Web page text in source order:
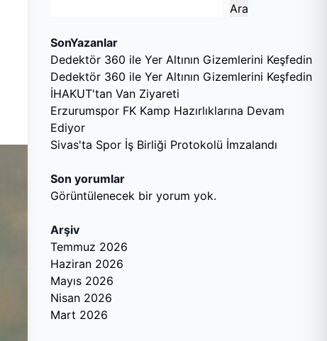
Ara
SonYazanlar
Dedektör 360 ile Yer Altının Gizemlerini Keşfedin
Dedektör 360 ile Yer Altının Gizemlerini Keşfedin
İHAKUT'tan Van Ziyareti
Erzurumspor FK Kamp Hazırlıklarına Devam
Ediyor
Sivas'ta Spor İş Birliği Protokolü İmzalandı
Son yorumlar
Görüntülenecek bir yorum yok.
Arşiv
Temmuz 2026
Haziran 2026
Mayıs 2026
Nisan 2026
Mart 2026